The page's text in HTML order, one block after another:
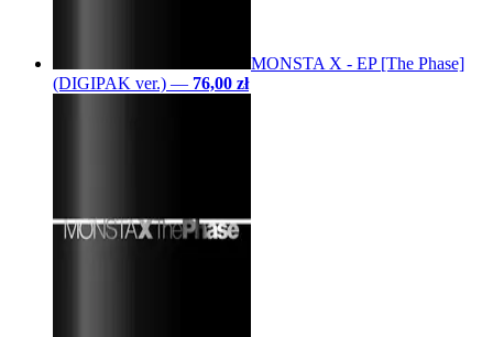
MONSTA X - EP [The Phase]
(DIGIPAK ver.) — 76,00 zł